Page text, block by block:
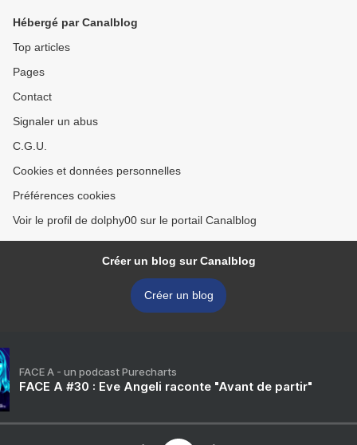
Hébergé par Canalblog
Top articles
Pages
Contact
Signaler un abus
C.G.U.
Cookies et données personnelles
Préférences cookies
Voir le profil de dolphy00 sur le portail Canalblog
Créer un blog sur Canalblog
Créer un blog
FACE A - un podcast Purecharts
FACE A #30 : Eve Angeli raconte "Avant de partir"